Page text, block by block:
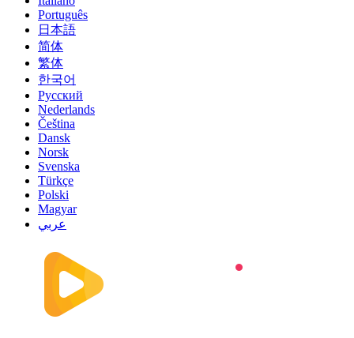
Português
日本語
简体
繁体
한국어
Русский
Nederlands
Čeština
Dansk
Norsk
Svenska
Türkçe
Polski
Magyar
عربي